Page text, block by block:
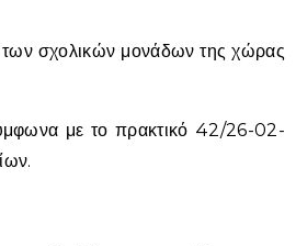
των σχολικών μονάδων της χώρας
με το πρακτικό 42/26-02-